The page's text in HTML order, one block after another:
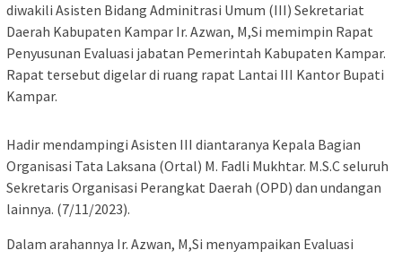
diwakili Asisten Bidang Adminitrasi Umum (III) Sekretariat
Daerah Kabupaten Kampar Ir. Azwan, M,Si memimpin Rapat
Penyusunan Evaluasi jabatan Pemerintah Kabupaten Kampar.
Rapat tersebut digelar di ruang rapat Lantai III Kantor Bupati
Kampar.
Hadir mendampingi Asisten III diantaranya Kepala Bagian
Organisasi Tata Laksana (Ortal) M. Fadli Mukhtar. M.S.C seluruh
Sekretaris Organisasi Perangkat Daerah (OPD) dan undangan
lainnya. (7/11/2023).
Dalam arahannya Ir. Azwan, M,Si menyampaikan Evaluasi